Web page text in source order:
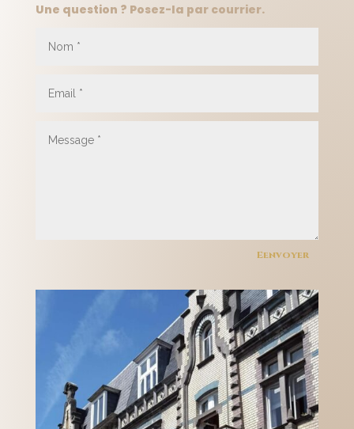
Une question ? Posez-la par courrier.
Eenvoyer